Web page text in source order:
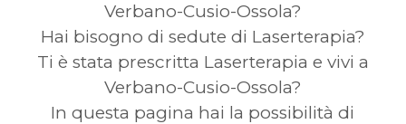
Verbano-Cusio-Ossola?
Hai bisogno di sedute di Laserterapia?
Ti è stata prescritta Laserterapia e vivi a
Verbano-Cusio-Ossola?
In questa pagina hai la possibilità di